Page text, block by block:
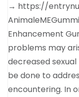
→ https://
Enhancement
problems may
decreased
be done to
encountering. In